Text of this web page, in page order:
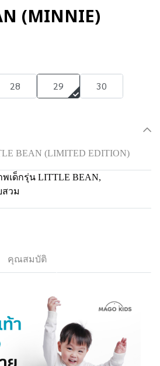
(MINNIE)
28 29
30
BEAN (LIMITED EDITION)
พเด็กรุ่น LITTLE BEAN,
สวม
คุณสมบัติ